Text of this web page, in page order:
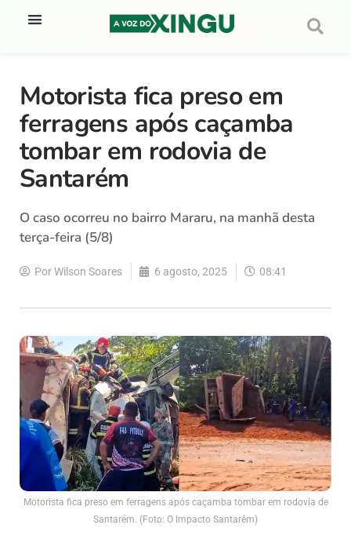
Motorista fica preso em
ferragens após caçamba
tombar em rodovia de
Santarém
O caso ocorreu no bairro Mararu, na manhã desta
terça-feira (5/8)
PorWilson Soares 6 agosto, 2025 08:41
Motorista fica preso em ferragens após caçamba tombar em rodovia de
Santarém. (Foto: O Impacto Santarém)